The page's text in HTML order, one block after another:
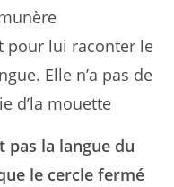
pour lui raconter le
Elle n’a pas de
d’la mouette
pas la langue du
le cercle fermé